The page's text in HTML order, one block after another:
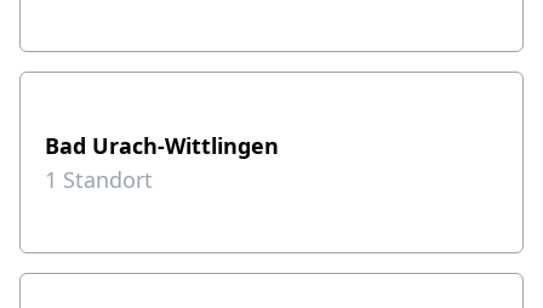
Bad Urach-Wittlingen
1 Standort